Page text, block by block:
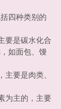
四种类别的
要是碳水化合
如面包、馒
要是肉类、
为主的，主要